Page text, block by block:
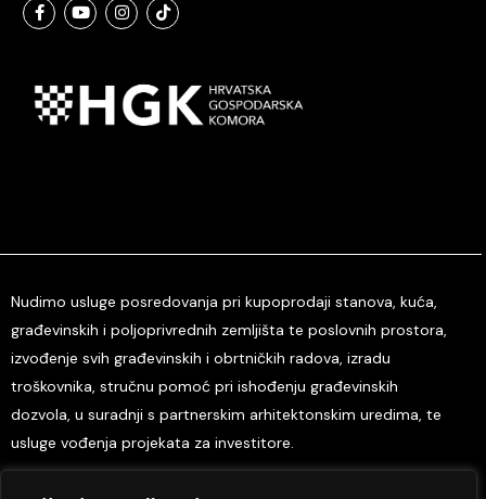
Nudimo usluge posredovanja pri kupoprodaji stanova, kuća,
građevinskih i poljoprivrednih zemljišta te poslovnih prostora,
izvođenje svih građevinskih i obrtničkih radova, izradu
troškovnika, stručnu pomoć pri ishođenju građevinskih
dozvola, u suradnji s partnerskim arhitektonskim uredima, te
usluge vođenja projekata za investitore.